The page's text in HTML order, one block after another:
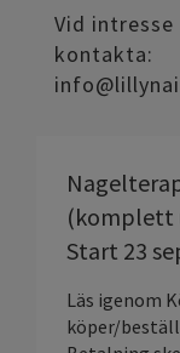
Vid
kontakta:
(komplett
Start 23
Läs igenom
köper/